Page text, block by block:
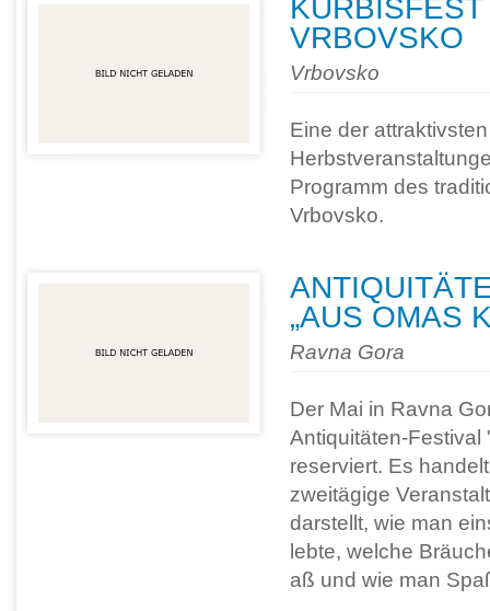
KÜRBISFEST
VRBOVSKO
Vrbovsko
Eine der attraktivsten
Programm des
Vrbovsko.
„AUS OMAS
Ravna Gora
Der Mai in Ravna
Antiquitäten-Festival
reserviert. Es
zweitägige
darstellt, wie man
lebte, welche
aß und wie man